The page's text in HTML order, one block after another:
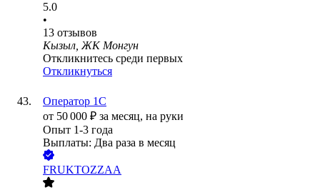
5.0
•
13 отзывов
Кызыл, ЖК Монгун
Откликнитесь среди первых
Откликнуться
Оператор 1С
от 50 000 ₽ за месяц, на руки
Опыт 1-3 года
Выплаты: Два раза в месяц
FRUKTOZZAA